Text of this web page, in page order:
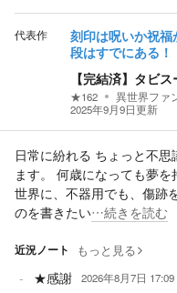
代表作
刻印は呪いか祝
段はすでにある！
【完結済】タビ
★162 異世界ファ
2025年9月9日更新
日常に紛れる ちょっと不
ます。 何歳になっても夢
世界に、不器用でも、傷跡
のを書きたい…続きを読む
近況ノート もっと見る
★感謝 2026年8月7日 17:09